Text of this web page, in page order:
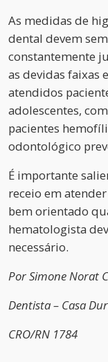
As medidas de
dental devem
constantemente
as devidas faixas
atendidos
adolescentes,
pacientes
odontológico
É importante
receio em
bem orientado
hematologista
necessário.
Por Simone Norat
Dentista – Casa
CRO/RN 1784